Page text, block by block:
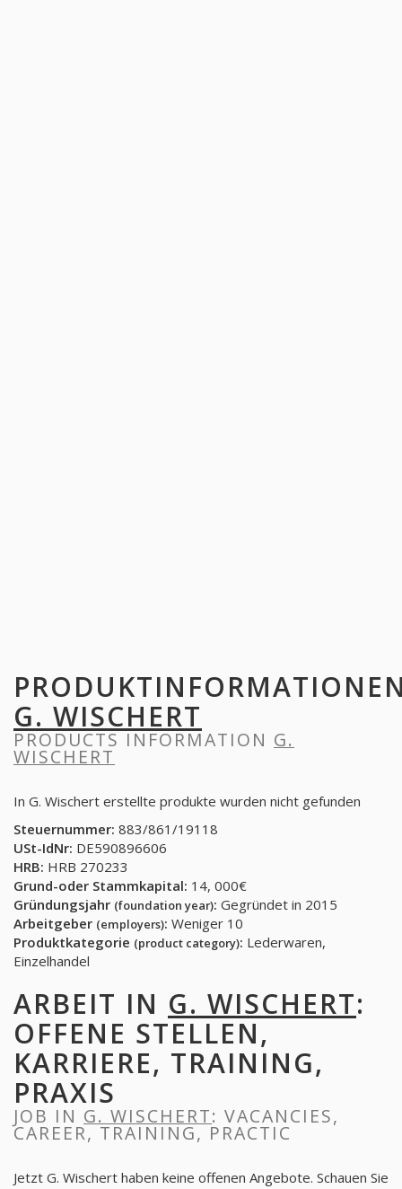
G. WISCHERT
PRODUCTS INFORMATION G.
WISCHERT
In G. Wischert erstellte produkte wurden nicht gefunden
Steuernummer: 883/861/19118
USt-IdNr: DE590896606
HRB: HRB 270233
Grund-oder Stammkapital: 14, 000€
Gründungsjahr (foundation year): Gegründet in 2015
Arbeitgeber (employers): Weniger 10
Produktkategorie (product category): Lederwaren,
Einzelhandel
ARBEIT IN G. WISCHERT:
OFFENE STELLEN,
KARRIERE, TRAINING,
PRAXIS
JOB IN G. WISCHERT: VACANCIES,
CAREER, TRAINING, PRACTIC
Jetzt G. Wischert haben keine offenen Angebote. Schauen Sie